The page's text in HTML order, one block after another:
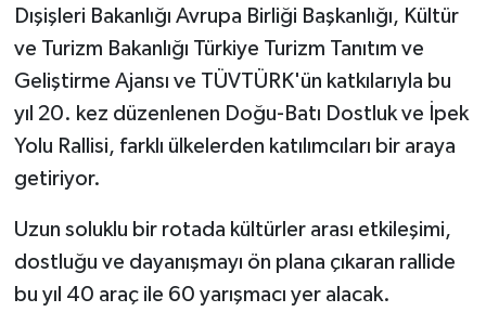
Dışişleri Bakanlığı Avrupa Birliği Başkanlığı, Kültür
ve Turizm Bakanlığı Türkiye Turizm Tanıtım ve
Geliştirme Ajansı ve TÜVTÜRK'ün katkılarıyla bu
yıl 20. kez düzenlenen Doğu-Batı Dostluk ve İpek
Yolu Rallisi, farklı ülkelerden katılımcıları bir araya
getiriyor.
Uzun soluklu bir rotada kültürler arası etkileşimi,
dostluğu ve dayanışmayı ön plana çıkaran rallide
bu yıl 40 araç ile 60 yarışmacı yer alacak.